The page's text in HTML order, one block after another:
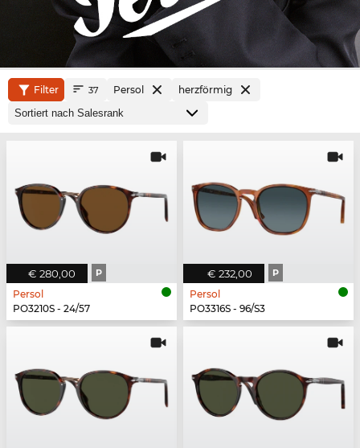
Filter 37 Persol herzförmig
€ 280,00 P
Persol
PO3210S - 24/57
€ 232,00 P
Persol
PO3316S - 96/S3